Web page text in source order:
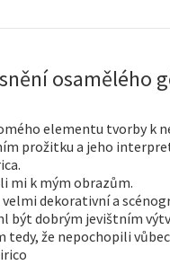
osamělého
elementu tvorby k
prožitku a jeho
mi k mým obrazům.
velmi dekorativní a
být dobrým jevištním
tedy, že nepochopili